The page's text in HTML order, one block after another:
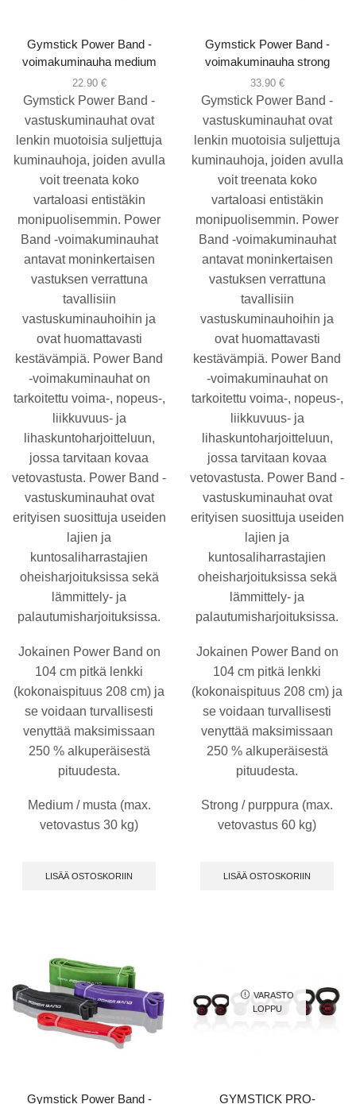
Gymstick Power Band -
voimakuminauha medium
22.90 €
Gymstick Power Band -
vastuskuminauhat ovat
lenkin muotoisia suljettuja
kuminauhoja, joiden avulla
voit treenata koko
vartaloasi entistäkin
monipuolisemmin. Power
Band -voimakuminauhat
antavat moninkertaisen
vastuksen verrattuna
tavallisiin
vastuskuminauhoihin ja
ovat huomattavasti
kestävämpiä. Power Band
-voimakuminauhat on
tarkoitettu voima-, nopeus-,
liikkuvuus- ja
lihaskuntoharjoitteluun,
jossa tarvitaan kovaa
vetovastusta. Power Band -
vastuskuminauhat ovat
erityisen suosittuja useiden
lajien ja
kuntosaliharrastajien
oheisharjoituksissa sekä
lämmittely- ja
palautumisharjoituksissa.
Jokainen Power Band on
104 cm pitkä lenkki
(kokonaispituus 208 cm) ja
se voidaan turvallisesti
venyttää maksimissaan
250 % alkuperäisestä
pituudesta.
Medium / musta (max.
vetovastus 30 kg)
LISÄÄ OSTOSKORIIN
Gymstick Power Band -
voimakuminauha strong
33.90 €
Gymstick Power Band -
vastuskuminauhat ovat
lenkin muotoisia suljettuja
kuminauhoja, joiden avulla
voit treenata koko
vartaloasi entistäkin
monipuolisemmin. Power
Band -voimakuminauhat
antavat moninkertaisen
vastuksen verrattuna
tavallisiin
vastuskuminauhoihin ja
ovat huomattavasti
kestävämpiä. Power Band
-voimakuminauhat on
tarkoitettu voima-, nopeus-,
liikkuvuus- ja
lihaskuntoharjoitteluun,
jossa tarvitaan kovaa
vetovastusta. Power Band -
vastuskuminauhat ovat
erityisen suosittuja useiden
lajien ja
kuntosaliharrastajien
oheisharjoituksissa sekä
lämmittely- ja
palautumisharjoituksissa.
Jokainen Power Band on
104 cm pitkä lenkki
(kokonaispituus 208 cm) ja
se voidaan turvallisesti
venyttää maksimissaan
250 % alkuperäisestä
pituudesta.
Strong / purppura (max.
vetovastus 60 kg)
LISÄÄ OSTOSKORIIN
Gymstick Power Band -
VARASTO
LOPPU
GYMSTICK PRO-